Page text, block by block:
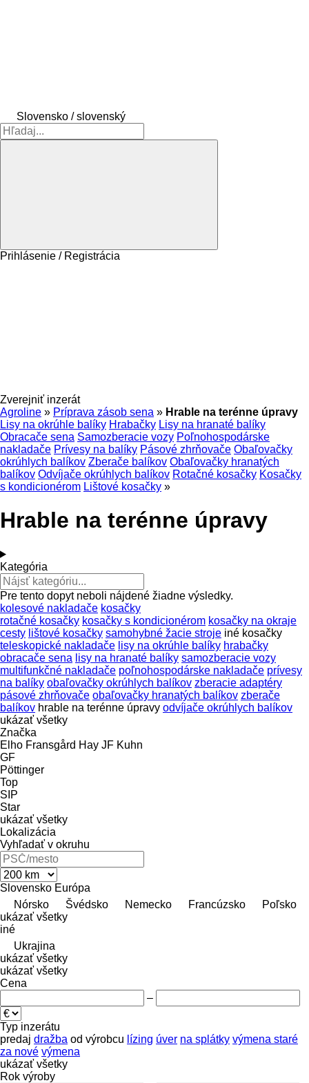
Slovensko / slovenský
Prihlásenie / Registrácia
Zverejniť inzerát
Agroline » Príprava zásob sena » Hrable na terénne úpravy
Lisy na okrúhle balíky Hrabačky Lisy na hranaté balíky
Obracače sena Samozberacie vozy Poľnohospodárske
nakladače Prívesy na balíky Pásové zhrňovače Obaľovačky
okrúhlych balíkov Zberače balíkov Obaľovačky hranatých
balíkov Odvíjače okrúhlych balíkov Rotačné kosačky Kosačky
s kondicionérom Lištové kosačky »
Hrable na terénne úpravy
Kategória
Pre tento dopyt neboli nájdené žiadne výsledky.
kolesové nakladače kosačky
rotačné kosačky kosačky s kondicionérom kosačky na okraje
cesty lištové kosačky samohybné žacie stroje iné kosačky
teleskopické nakladače lisy na okrúhle balíky hrabačky
obracače sena lisy na hranaté balíky samozberacie vozy
multifunkčné nakladače poľnohospodárske nakladače prívesy
na balíky obaľovačky okrúhlych balíkov zberacie adaptéry
pásové zhrňovače obaľovačky hranatých balíkov zberače
balíkov hrable na terénne úpravy odvíjače okrúhlych balíkov
ukázať všetky
Značka
Elho Fransgård Hay JF Kuhn
GF
Pöttinger
Top
SIP
Star
ukázať všetky
Lokalizácia
Vyhľadať v okruhu
Slovensko Európa
Nórsko
Švédsko Nemecko Francúzsko
Poľsko
ukázať všetky
iné
Ukrajina
ukázať všetky
ukázať všetky
Cena
–
Typ inzerátu
predaj dražba od výrobcu lízing úver na splátky výmena staré
za nové výmena
ukázať všetky
Rok výroby